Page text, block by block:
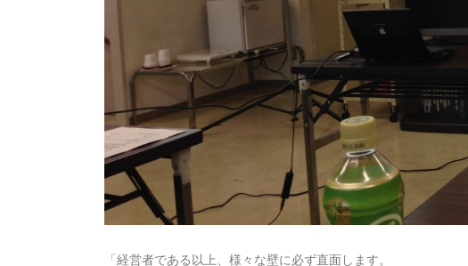
「経営者である以上、様々な壁に必ず直面します。